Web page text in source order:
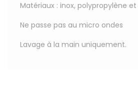
Matériaux : inox, polypropylène
Ne passe pas au micro ondes
Lavage à la main uniquement.